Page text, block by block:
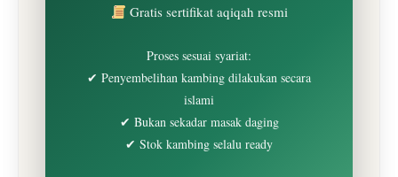
Gratis sertifikat aqiqah resmi
Proses sesuai syariat:
✔ Penyembelihan kambing dilakukan secara
islami
✔ Bukan sekadar masak daging
✔ Stok kambing selalu ready